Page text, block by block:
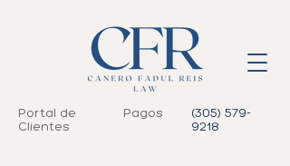
Portal de
Clientes
Pagos
(305) 579-
9218